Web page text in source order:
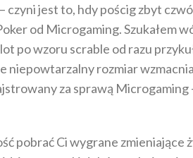
jest to, hdy pościg zbyt
od Microgaming. Szukałem
po wzoru scrable od razu
rozmiar
za sprawą
pobrać Ci wygrane